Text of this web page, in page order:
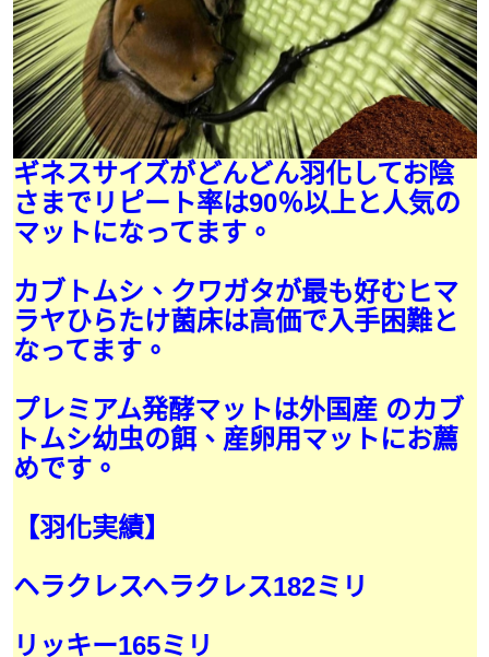
ギネスサイズがどんどん羽化してお陰
さまでリピート率は90％以上と人気の
マットになってます。
カブトムシ、クワガタが最も好むヒマ
ラヤひらたけ菌床は高価で入手困難と
なってます。
プレミアム発酵マットは外国産 のカブ
トムシ幼虫の餌、産卵用マットにお薦
めです。
【羽化実績】
ヘラクレスヘラクレス182ミリ
リッキー165ミリ